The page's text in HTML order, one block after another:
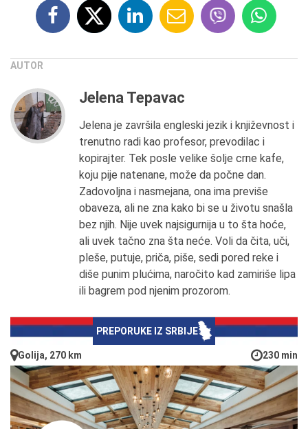
AUTOR
Jelena Tepavac
Jelena je završila engleski jezik i književnost i
trenutno radi kao profesor, prevodilac i
kopirajter. Tek posle velike šolje crne kafe,
koju pije natenane, može da počne dan.
Zadovoljna i nasmejana, ona ima previše
obaveza, ali ne zna kako bi se u životu snašla
bez njih. Nije uvek najsigurnija u to šta hoće,
ali uvek tačno zna šta neće. Voli da čita, uči,
pleše, putuje, priča, piše, sedi pored reke i
diše punim plućima, naročito kad zamiriše lipa
ili bagrem pod njenim prozorom.
PREPORUKE IZ SRBIJE
Golija, 270 km 230 min